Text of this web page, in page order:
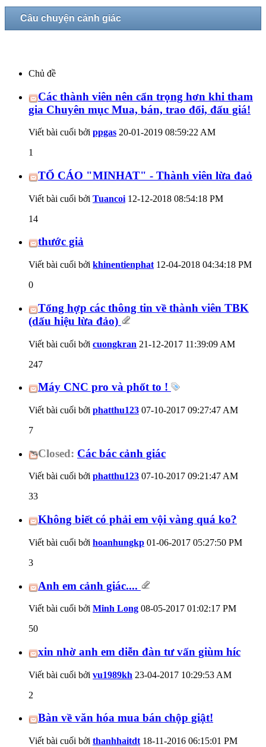
Câu chuyện cảnh giác
Chủ đề
Các thành viên nên cẩn trọng hơn khi tham
gia Chuyên mục Mua, bán, trao đổi, đấu giá!
Viết bài cuối bởi ppgas 20-01-2019 08:59:22 AM
1
TỐ CÁO "MINHAT" - Thành viên lừa đaỏ
Viết bài cuối bởi Tuancoi 12-12-2018 08:54:18 PM
14
thước giả
Viết bài cuối bởi khinentienphat 12-04-2018 04:34:18 PM
0
Tổng hợp các thông tin về thành viên TBK
(dấu hiệu lừa đảo)
Viết bài cuối bởi cuongkran 21-12-2017 11:39:09 AM
247
Máy CNC pro và phốt to !
Viết bài cuối bởi phatthu123 07-10-2017 09:27:47 AM
7
Closed: Các bác cảnh giác
Viết bài cuối bởi phatthu123 07-10-2017 09:21:47 AM
33
Không biết có phải em vội vàng quá ko?
Viết bài cuối bởi hoanhungkp 01-06-2017 05:27:50 PM
3
Anh em cảnh giác....
Viết bài cuối bởi Minh Long 08-05-2017 01:02:17 PM
50
xin nhờ anh em diễn đàn tư vấn giùm híc
Viết bài cuối bởi vu1989kh 23-04-2017 10:29:53 AM
2
Bàn về văn hóa mua bán chộp giật!
Viết bài cuối bởi thanhhaitdt 18-11-2016 06:15:01 PM